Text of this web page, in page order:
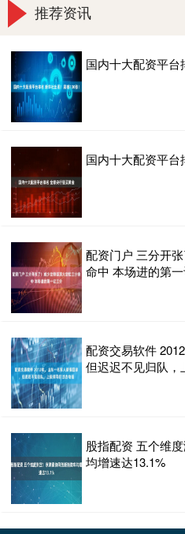
推荐资讯
国内十大配资平台
国内十大配资平
配资门户 三分开
命中 本场进的第
配资交易软件
但迟迟不见归队
股指配资 五个维
均增速达13.1%